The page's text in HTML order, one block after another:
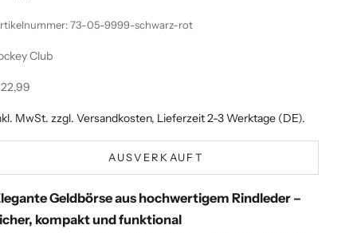
73-05-9999-schwarz-rot
Club
MwSt. zzgl.Versandkosten, Lieferzeit 2-3 Werktage (DE).
AUSVERKAUFT
Geldbörse aus hochwertigem Rindleder –
kompakt und funktional